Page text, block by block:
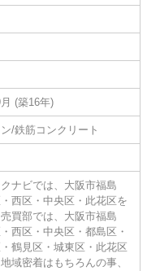
(築16年)
/鉄筋コンクリート
ナビでは、大阪市福島
西区・中央区・此花区を
買部では、大阪市福島
西区・中央区・都島区・
鶴見区・城東区・此花区
域密着はもちろんの事、